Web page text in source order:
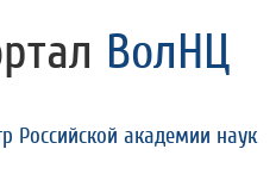
ВолНЦ
Российской академии наук